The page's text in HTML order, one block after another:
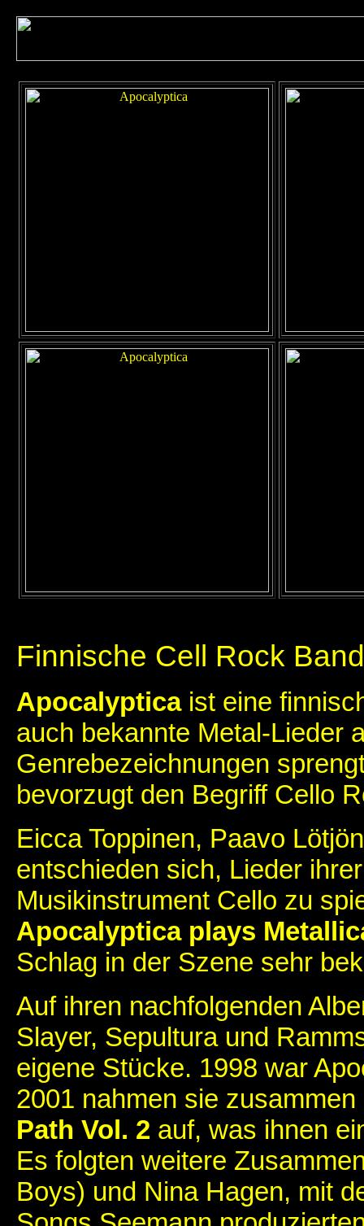
Finnische Cell Rock Band
Apocalypticaist eine
auch bekannte Metal-Lieder
Genrebezeichnungen
bevorzugt den Begriff Cello
Eicca Toppinen, Paavo
entschieden sich, Lieder
Musikinstrument Cello zu
Apocalyptica plays
Schlag in der Szene sehr
Auf ihren nachfolgenden
Slayer, Sepultura und
eigene Stücke. 1998 war
2001 nahmen sie
Path Vol. 2 auf, was ihnen
Es folgten weitere
Boys) und Nina Hagen, mit